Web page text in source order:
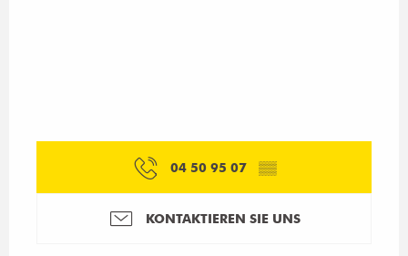
04 50 95 07 ▒▒
KONTAKTIEREN SIE UNS